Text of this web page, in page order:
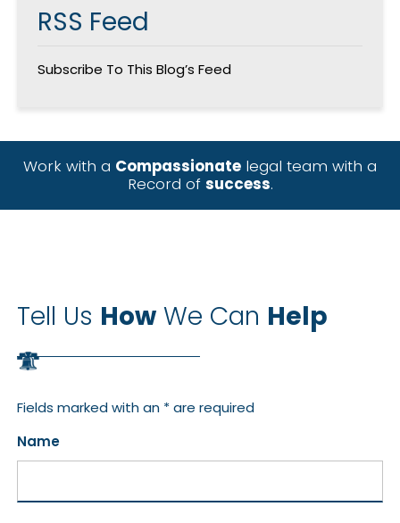
RSS Feed
Subscribe To This Blog’s Feed
Work with a Compassionate legal team with a
Record of success.
Tell Us HowWe Can Help
Fields marked with an * are required
Name